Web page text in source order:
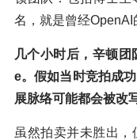
名，就是曾经OpenAI
几个小时后，辛顿
e。假如当时竞拍成
展脉络可能都会被改
虽然拍卖并未胜出